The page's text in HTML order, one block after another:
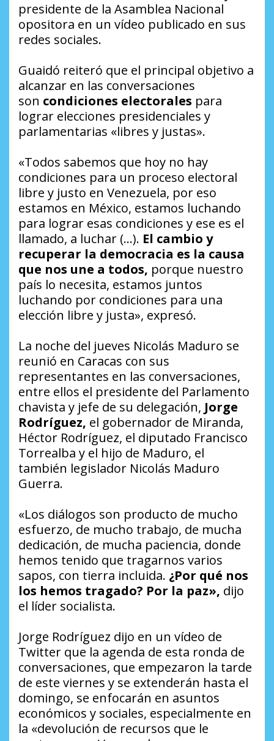
presidente de la Asamblea Nacional
opositora en un vídeo publicado en sus
redes sociales.
Guaidó reiteró que el principal objetivo a
alcanzar en las conversaciones
son condiciones electorales para
lograr elecciones presidenciales y
parlamentarias «libres y justas».
«Todos sabemos que hoy no hay
condiciones para un proceso electoral
libre y justo en Venezuela, por eso
estamos en México, estamos luchando
para lograr esas condiciones y ese es el
llamado, a luchar (…). El cambio y
recuperar la democracia es la causa
que nos une a todos, porque nuestro
país lo necesita, estamos juntos
luchando por condiciones para una
elección libre y justa», expresó.
La noche del jueves Nicolás Maduro se
reunió en Caracas con sus
representantes en las conversaciones,
entre ellos el presidente del Parlamento
chavista y jefe de su delegación, Jorge
Rodríguez, el gobernador de Miranda,
Héctor Rodríguez, el diputado Francisco
Torrealba y el hijo de Maduro, el
también legislador Nicolás Maduro
Guerra.
«Los diálogos son producto de mucho
esfuerzo, de mucho trabajo, de mucha
dedicación, de mucha paciencia, donde
hemos tenido que tragarnos varios
sapos, con tierra incluida. ¿Por qué nos
los hemos tragado? Por la paz», dijo
el líder socialista.
Jorge Rodríguez dijo en un vídeo de
Twitter que la agenda de esta ronda de
conversaciones, que empezaron la tarde
de este viernes y se extenderán hasta el
domingo, se enfocarán en asuntos
económicos y sociales, especialmente en
la «devolución de recursos que le